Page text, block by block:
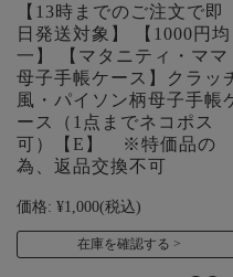
【13時までのご注文で即
日発送対象】 【1000円均
一】 【マタニティ・ママ
母子手帳ケース】クラッ
風・パイソン柄母子手帳
ース（1点までネコポス
可）【E】 ※特価品の
為、返品交換不可
価格: ¥1,000(税込)
在庫を確認する